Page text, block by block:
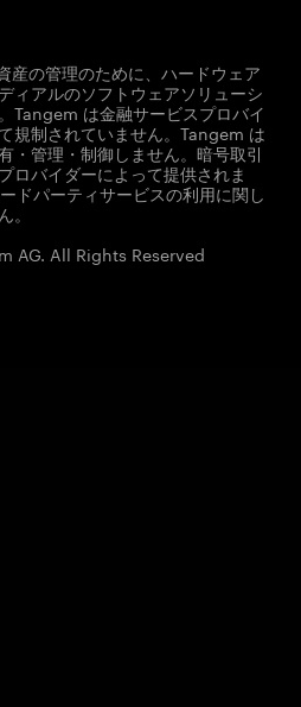
産の管理のために、ハードウェア
ィアルのソフトウェアソリューシ
Tangem は金融サービスプロバイ
規制されていません。Tangem は
・管理・制御しません。暗号取引
ロバイダーによって提供されま
ドパーティサービスの利用に関し